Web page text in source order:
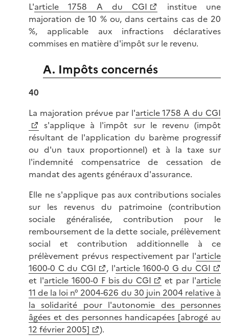
L'article 1758 A du CGI
institue une
majoration de 10 % ou, dans certains cas de 20
%, applicable aux infractions déclaratives
commises en matière d'impôt sur le revenu.
A. Impôts concernés
40
La majoration prévue par l'article 1758 A du CGI
s'applique à l'impôt sur le revenu (impôt
résultant de l'application du barème progressif
ou d'un taux proportionnel) et à la taxe sur
l'indemnité compensatrice de cessation de
mandat des agents généraux d'assurance.
Elle ne s'applique pas aux contributions sociales
sur les revenus du patrimoine (contribution
sociale généralisée, contribution pour le
remboursement de la dette sociale, prélèvement
social et contribution additionnelle à ce
prélèvement prévus respectivement par l'article
1600-0 C du CGI
, l'article 1600-0 G du CGI
et l'article 1600-0 F bis du CGI et par l'article
11 de la loi n° 2004-626 du 30 juin 2004 relative à
la solidarité pour l'autonomie des personnes
âgées et des personnes handicapées [abrogé au
12 février 2005]
).